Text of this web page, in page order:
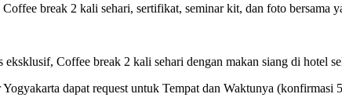
break 2 kali sehari, sertifikat, seminar kit, dan foto bersama
Coffee break 2 kali sehari dengan makan siang di hotel
dapat request untuk Tempat dan Waktunya (konfirmasi